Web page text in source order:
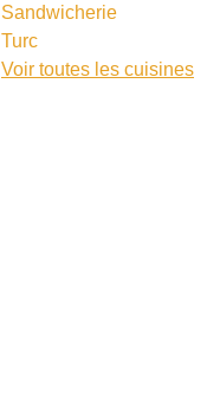
Sandwicherie
Turc
Voir toutes les cuisines